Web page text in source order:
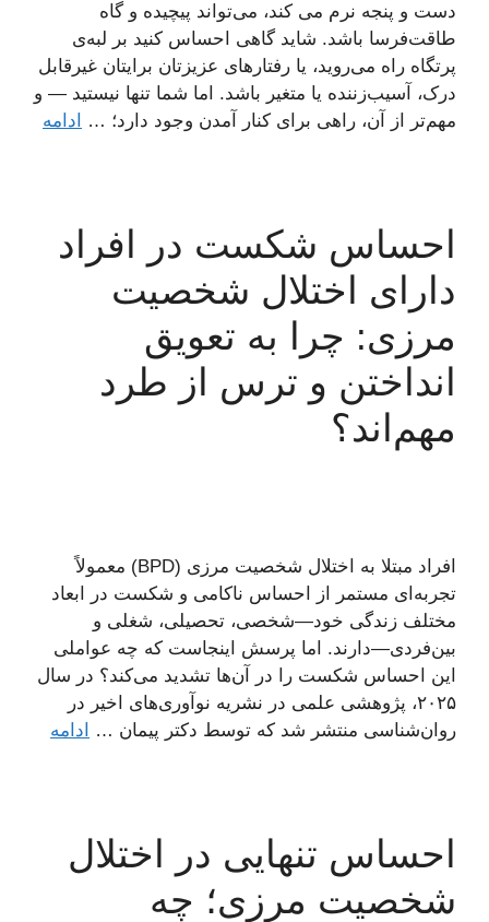
دست و پنجه نرم می کند، می‌تواند پیچیده و گاه
طاقت‌فرسا باشد. شاید گاهی احساس کنید بر لبه‌ی
پرتگاه راه می‌روید، یا رفتارهای عزیزتان برایتان غیرقابل
درک، آسیب‌زننده یا متغیر باشد. اما شما تنها نیستید — و
مهم‌تر از آن، راهی برای کنار آمدن وجود دارد؛ …
ادامه
احساس شکست در افراد
دارای اختلال شخصیت
مرزی: چرا به تعویق
انداختن و ترس از طرد
مهم‌اند؟
افراد مبتلا به اختلال شخصیت مرزی (BPD) معمولاً
تجربه‌ای مستمر از احساس ناکامی و شکست در ابعاد
مختلف زندگی خود—شخصی، تحصیلی، شغلی و
بین‌فردی—دارند. اما پرسش اینجاست که چه عواملی
این احساس شکست را در آن‌ها تشدید می‌کند؟ در سال
۲۰۲۵، پژوهشی علمی در نشریه نوآوری‌های اخیر در
روان‌شناسی منتشر شد که توسط دکتر پیمان …
ادامه
احساس تنهایی در اختلال
شخصیت مرزی؛ چه